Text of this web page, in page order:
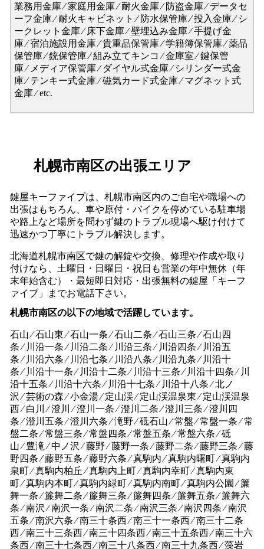
業務用金庫 ⁄ 家庭用金庫 ⁄ 耐火金庫 ⁄ 防盗金庫 ⁄ データセ
ーフ金庫 ⁄ 耐火キャビネット ⁄ 防水保管庫 ⁄ 投入金庫 ⁄ シ
ークレット金庫 ⁄ 床下金庫 ⁄ 壁埋込み金庫 ⁄ 手提げ金
庫 ⁄ 宿泊施設用金庫 ⁄ 貴重品保管庫 ⁄ 学籍簿保管庫 ⁄ 薬品
保管庫 ⁄ 銃保管庫 ⁄ 組み立てキンコ ⁄ 金庫室 ⁄ 鍵保管
庫 ⁄ メディア保管庫 ⁄ ダイヤル式金庫 ⁄ シリンダー式金
庫 ⁄ テンキー式金庫 ⁄ 磁気カード式金庫 ⁄ マグネット式
金庫 ⁄ etc.
札幌市南区の出張エリア
鍵屋キーファイブは、札幌市南区内のご自宅や職場への
出張はもちろん、車や原付・バイクを停めている駐車場
や路上など場所を問わず鍵のトラブル現場へ駆け付けて
迅速かつ丁寧にトラブル解決します。
北海道札幌市南区で鍵の解錠や交換、修理や作成や取り
付けなら、土曜日・日曜日・祝日も営業の年中無休（年
末年始含む）・最短即日対応・出張無料の鍵屋「キーフ
ァイブ」までお電話下さい。
札幌市南区の以下の地域で活躍しています。
石山 ⁄ 石山東 ⁄ 石山一条 ⁄ 石山二条 ⁄ 石山三条 ⁄ 石山四
条 ⁄ 川沿一条 ⁄ 川沿二条 ⁄ 川沿三条 ⁄ 川沿四条 ⁄ 川沿五
条 ⁄ 川沿六条 ⁄ 川沿七条 ⁄ 川沿八条 ⁄ 川沿九条 ⁄ 川沿十
条 ⁄ 川沿十一条 ⁄ 川沿十二条 ⁄ 川沿十三条 ⁄ 川沿十四条 ⁄ 川
沿十五条 ⁄ 川沿十六条 ⁄ 川沿十七条 ⁄ 川沿十八条 ⁄ 北ノ
沢 ⁄ 芸術の森 ⁄ 小金湯 ⁄ 定山渓 ⁄ 定山渓温泉東 ⁄ 定山渓温泉
西 ⁄ 白川 ⁄ 澄川 ⁄ 澄川一条 ⁄ 澄川二条 ⁄ 澄川三条 ⁄ 澄川四
条 ⁄ 澄川五条 ⁄ 澄川六条 ⁄ 滝野 ⁄ 砥石山 ⁄ 常盤 ⁄ 常盤一条 ⁄ 常
盤二条 ⁄ 常盤三条 ⁄ 常盤四条 ⁄ 常盤五条 ⁄ 常盤六条 ⁄ 砥
山 ⁄ 豊滝 ⁄ 中ノ沢 ⁄ 藤野 ⁄ 藤野一条 ⁄ 藤野二条 ⁄ 藤野三条 ⁄ 藤
野四条 ⁄ 藤野五条 ⁄ 藤野六条 ⁄ 真駒内 ⁄ 真駒内曙町 ⁄ 真駒内
泉町 ⁄ 真駒内柏丘 ⁄ 真駒内上町 ⁄ 真駒内幸町 ⁄ 真駒内東
町 ⁄ 真駒内本町 ⁄ 真駒内緑町 ⁄ 真駒内南町 ⁄ 真駒内公園 ⁄ 簾
舞一条 ⁄ 簾舞二条 ⁄ 簾舞三条 ⁄ 簾舞四条 ⁄ 簾舞五条 ⁄ 簾舞六
条 ⁄ 南沢 ⁄ 南沢一条 ⁄ 南沢二条 ⁄ 南沢三条 ⁄ 南沢四条 ⁄ 南沢
五条 ⁄ 南沢六条 ⁄ 南三十条西 ⁄ 南三十一条西 ⁄ 南三十二条
西 ⁄ 南三十三条西 ⁄ 南三十四条西 ⁄ 南三十五条西 ⁄ 南三十六
条西 ⁄ 南三十七条西 ⁄ 南三十八条西 ⁄ 南三十九条西 ⁄ 藻岩